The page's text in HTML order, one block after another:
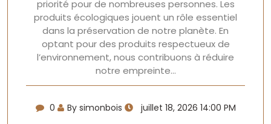
priorité pour de nombreuses personnes. Les
produits écologiques jouent un rôle essentiel
dans la préservation de notre planète. En
optant pour des produits respectueux de
l’environnement, nous contribuons à réduire
notre empreinte…
0 By simonbois juillet 18, 2026 14:00 PM